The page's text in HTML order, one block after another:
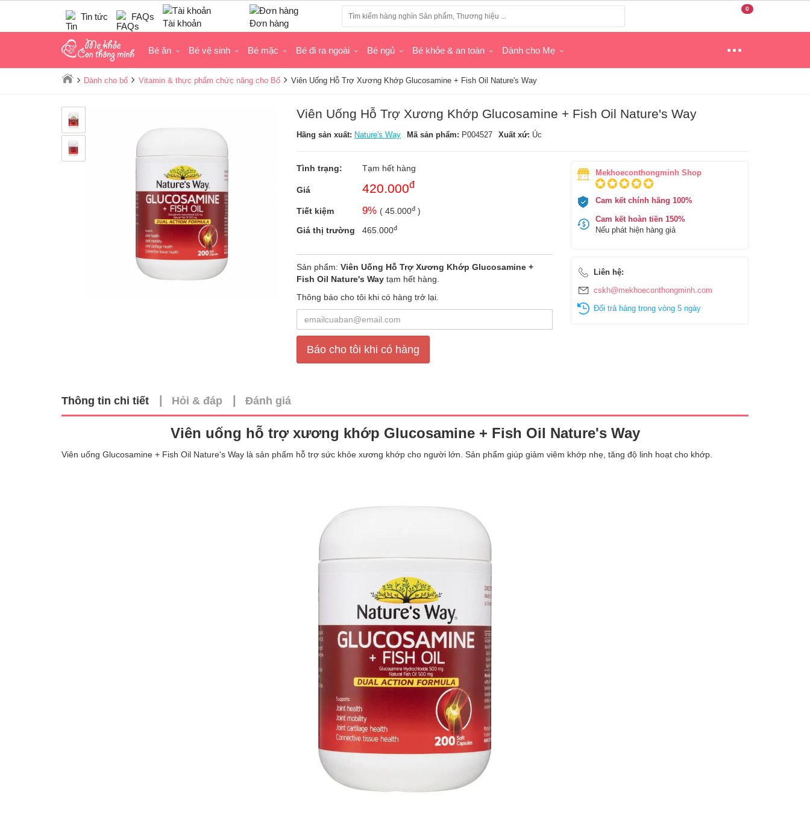
Tin tức FAQs
Tài khoản Đơn hàng
0
Bé ăn Bé vệ sinh Bé mặc Bé đi ra ngoài Bé ngủ Bé khỏe & an toàn Dành cho Mẹ
Dành cho bố Vitamin & thực phẩm chức năng cho Bố Viên Uống Hỗ Trợ Xương Khớp Glucosamine + Fish Oil Nature's Way
Viên Uống Hỗ Trợ Xương Khớp Glucosamine + Fish Oil Nature's Way
Hãng sản xuất: Nature's Way Mã sản phẩm: P004527 Xuất xứ: Úc
Tình trạng: Tạm hết hàng
Giá 420.000đ
Tiết kiệm 9% ( 45.000đ )
Giá thị trường
465.000đ
Sản phẩm: Viên Uống Hỗ Trợ Xương Khớp Glucosamine +
Fish Oil Nature's Way tạm hết hàng.
Thông báo cho tôi khi có hàng trở lại.
Báo cho tôi khi có hàng
Mekhoeconthongminh Shop
Cam kết chính hãng 100%
Cam kết hoàn tiền 150%
Nếu phát hiện hàng giả
Liên hệ:
cskh@mekhoeconthongminh.com
Đổi trả hàng trong vòng 5 ngày
Thông tin chi tiết Hỏi & đáp Đánh giá
Viên uống hỗ trợ xương khớp Glucosamine + Fish Oil Nature's Way
Viên uống Glucosamine + Fish Oil Nature's Way là sản phẩm hỗ trợ sức khỏe xương khớp cho người lớn. Sản phẩm giúp giảm viêm khớp nhẹ, tăng độ linh hoạt cho khớp.